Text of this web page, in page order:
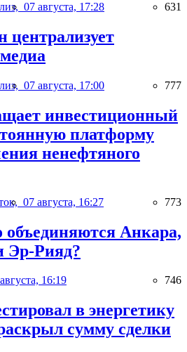
07 августа, 17:28 631
централизует
07 августа, 17:00 777
инвестиционный
платформу
ненефтяного
07 августа, 16:27 773
объединяются Анкара,
Эр-Рияд?
16:19 746
в энергетику
сумму сделки